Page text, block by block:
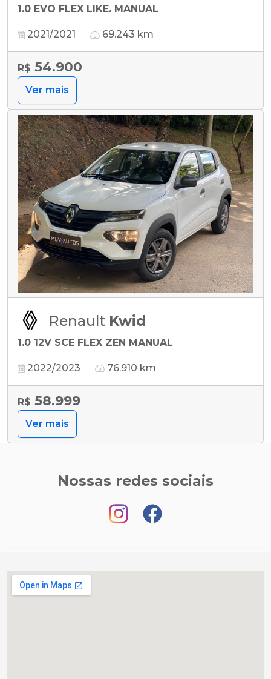
1.0 EVO FLEX LIKE. MANUAL
2021/2021 69.243 km
R$ 54.900
Ver mais
Renault Kwid
1.0 12V SCE FLEX ZEN MANUAL
2022/2023 76.910 km
R$ 58.999
Ver mais
Nossas redes sociais